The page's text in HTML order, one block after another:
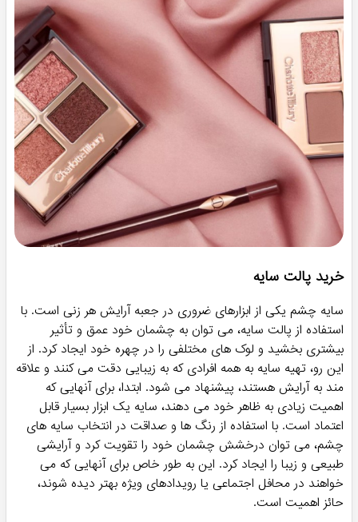
خرید پالت سایه
سایه چشم یکی از ابزارهای ضروری در جعبه آرایش هر زنی است. با
استفاده از پالت سایه، می توان به چشمان خود عمق و تأثیر
بیشتری بخشید و لوک های مختلفی را در چهره خود ایجاد کرد. از
این رو، تهیه سایه به همه افرادی که به زیبایی دقت می کنند و علاقه
مند به آرایش هستند، پیشنهاد می شود. ابتدا، برای آنهایی که
اهمیت زیادی به ظاهر خود می دهند، سایه یک ابزار بسیار قابل
اعتماد است. با استفاده از رنگ ها و صداقت در انتخاب سایه های
چشم، می توان درخشش چشمان خود را تقویت کرد و آرایشی
طبیعی و زیبا را ایجاد کرد. این به طور خاص برای آنهایی که می
خواهند در محافل اجتماعی یا رویدادهای ویژه بهتر دیده شوند،
حائز اهمیت است.